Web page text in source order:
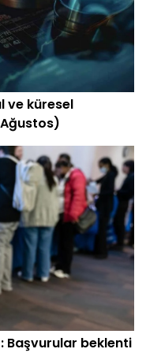
ve küresel
Başvurular beklenti